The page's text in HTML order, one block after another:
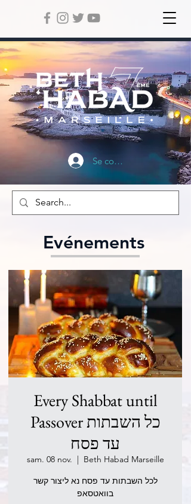
Se connecter
Evénements
Every Shabbat until
Passover כל השבתות
עד פסח
sam. 08 nov.
  |
Beth Habad Marseille
לכל השבתות עד פסח נא ליצור קשר
בוואטסאפ